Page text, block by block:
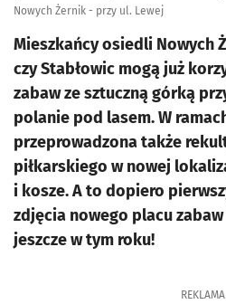
Nowych Żernik - przy ul. Lewej
Mieszkańcy osiedli Nowych
czy Stabłowic mogą już
zabaw ze sztuczną górką
polanie pod lasem. W
przeprowadzona także
piłkarskiego w nowej
i kosze. A to dopiero
zdjęcia nowego placu
jeszcze w tym roku!
REKLAMA